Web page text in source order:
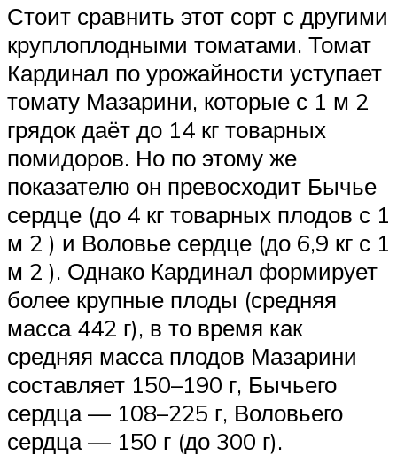
Стоит сравнить этот сорт с другими
круплоплодными томатами. Томат
Кардинал по урожайности уступает
томату Мазарини, которые с 1 м 2
грядок даёт до 14 кг товарных
помидоров. Но по этому же
показателю он превосходит Бычье
сердце (до 4 кг товарных плодов с 1
м 2 ) и Воловье сердце (до 6,9 кг с 1
м 2 ). Однако Кардинал формирует
более крупные плоды (средняя
масса 442 г), в то время как
средняя масса плодов Мазарини
составляет 150–190 г, Бычьего
сердца — 108–225 г, Воловьего
сердца — 150 г (до 300 г).